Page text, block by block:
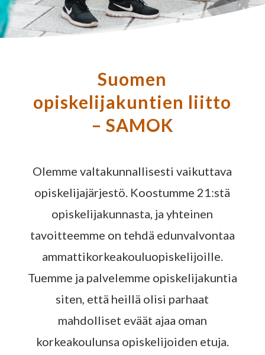
Suomen
opiskelijakuntien liitto
– SAMOK
Olemme valtakunnallisesti vaikuttava
opiskelijajärjestö. Koostumme 21:stä
opiskelijakunnasta, ja yhteinen
tavoitteemme on tehdä edunvalvontaa
ammattikorkeakouluopiskelijoille.
Tuemme ja palvelemme opiskelijakuntia
siten, että heillä olisi parhaat
mahdolliset eväät ajaa oman
korkeakoulunsa opiskelijoiden etuja.